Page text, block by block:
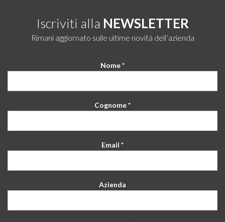
Iscriviti alla NEWSLETTER
Rimani aggiornato sulle ultime novità dell’azienda
Nome *
Cognome *
Email *
Azienda